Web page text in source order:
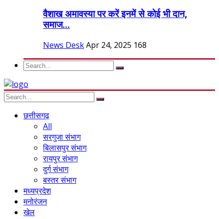
वैशाख अमावस्या पर करें इनमें से कोई भी दान,
समाज...
News DeskApr 24, 2025 168
छत्तीसगढ़
All
सरगुजा संभाग
बिलासपुर संभाग
रायपुर संभाग
दुर्ग संभाग
बस्तर संभाग
मध्यप्रदेश
मनोरंजन
खेल